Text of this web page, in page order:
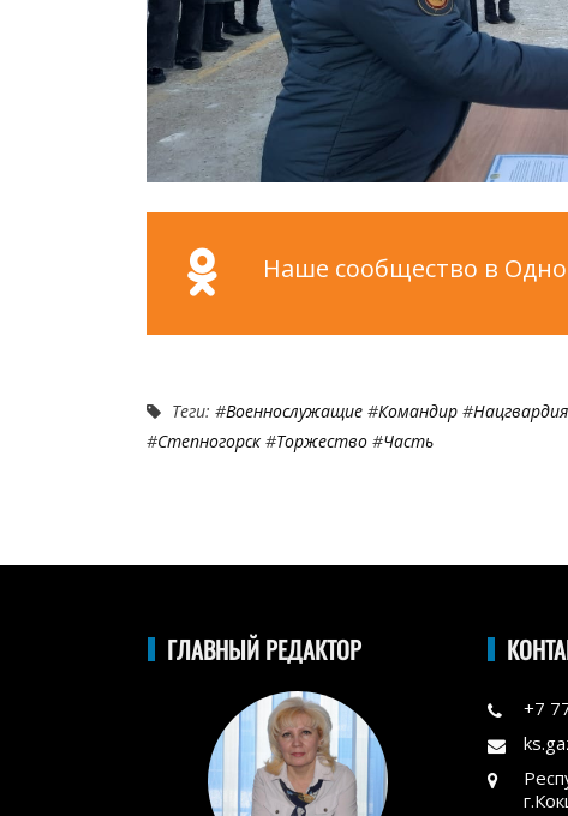
Наше сообщество в
Теги: #Военнослужащие #Командир #Нацгвардия
#Степногорск #Торжество #Часть
ГЛАВНЫЙ РЕДАКТОР
+7